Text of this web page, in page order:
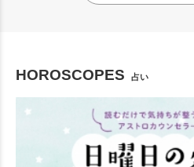
HOROSCOPES 占い